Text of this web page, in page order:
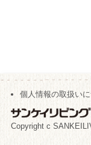
個人情報の取扱い
Copyright c